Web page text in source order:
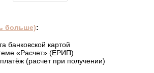
больше):
банковской картой
«Расчет» (ЕРИП)
(расчет при получении)